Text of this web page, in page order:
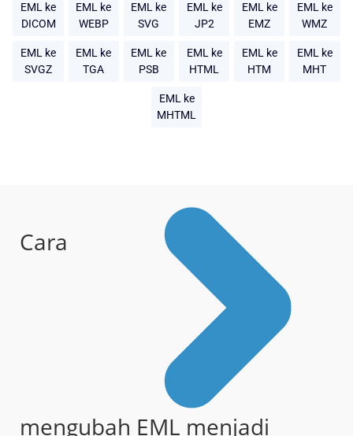
EML ke
DICOM
EML ke
WEBP
EML ke
SVG
EML ke
JP2
EML ke
EMZ
EML ke
WMZ
EML ke
SVGZ
EML ke
TGA
EML ke
PSB
EML ke
HTML
EML ke
HTM
EML ke
MHT
EML ke
MHTML
Cara
mengubah EML menjadi